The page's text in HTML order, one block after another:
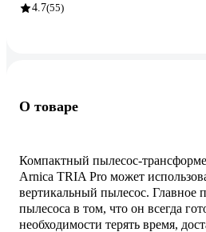
4.7(55)
О товаре
Компактный пылесос-
Arnica TRIA Pro может
вертикальный пылесос. Главное
пылесоса в том, что он всегда
необходимости терять время,